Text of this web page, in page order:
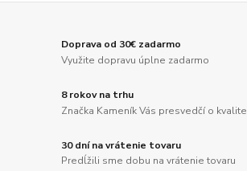
Doprava od 30€ zadarmo
Využite dopravu úplne zadarmo
8 rokov na trhu
Značka Kameník Vás presvedčí o kvalite
30 dní na vrátenie tovaru
Predĺžili sme dobu na vrátenie tovaru